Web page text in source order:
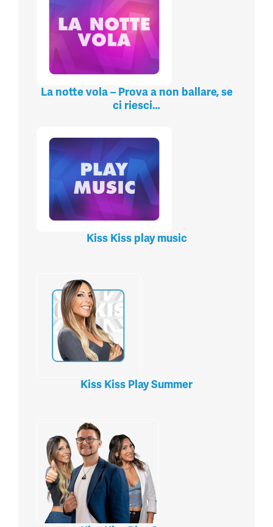
La notte vola – Prova a non ballare, se
ci riesci…
Kiss Kiss play music
Kiss Kiss Play Summer